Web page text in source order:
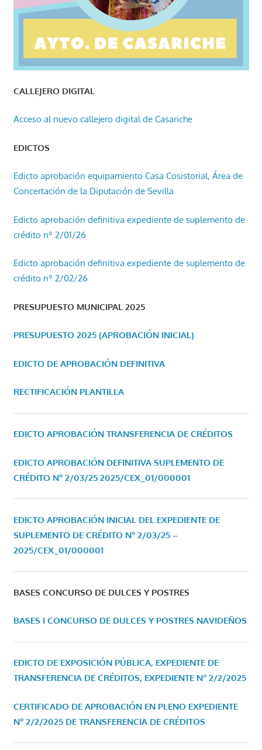
CALLEJERO DIGITAL
Acceso al nuevo callejero digital de Casariche
EDICTOS
Edicto aprobación equipamiento Casa Cosistorial, Área de
Concertación de la Diputación de Sevilla
Edicto aprobación definitiva expediente de suplemento de
crédito nº 2/01/26
Edicto aprobación definitiva expediente de suplemento de
crédito nº 2/02/26
PRESUPUESTO MUNICIPAL 2025
PRESUPUESTO 2025 (APROBACIÓN INICIAL)
EDICTO DE APROBACIÓN DEFINITIVA
RECTIFICACIÓN PLANTILLA
EDICTO APROBACIÓN TRANSFERENCIA DE CRÉDITOS
EDICTO APROBACIÓN DEFINITIVA SUPLEMENTO DE
CRÉDITO Nº 2/03/25 2025/CEX_01/000001
EDICTO APROBACIÓN INICIAL DEL EXPEDIENTE DE
SUPLEMENTO DE CRÉDITO Nº 2/03/25 –
2025/CEX_01/000001
BASES CONCURSO DE DULCES Y POSTRES
BASES I CONCURSO DE DULCES Y POSTRES NAVIDEÑOS
EDICTO DE EXPOSICIÓN PÚBLICA, EXPEDIENTE DE
TRANSFERENCIA DE CRÉDITOS, EXPEDIENTE Nº 2/2/2025
CERTIFICADO DE APROBACIÓN EN PLENO EXPEDIENTE
Nº 2/2/2025 DE TRANSFERENCIA DE CRÉDITOS